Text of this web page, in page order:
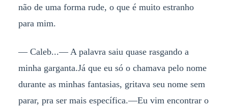
não de uma forma rude, o que é muito estranho
para mim.
— Caleb...— A palavra saiu quase rasgando a
minha garganta.Já que eu só o chamava pelo nome
durante as minhas fantasias, gritava seu nome sem
parar, pra ser mais específica.—Eu vim encontrar o